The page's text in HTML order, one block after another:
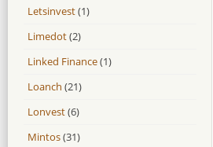
Letsinvest(1)
Limedot(2)
Linked Finance(1)
Loanch (21)
Lonvest(6)
Mintos(31)